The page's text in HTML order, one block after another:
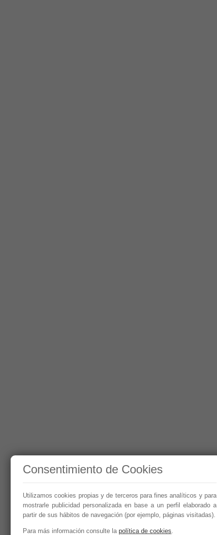
Consentimiento de Cookies
Utilizamos cookies propias y de terceros para fines analíticos y para
mostrarle publicidad personalizada en base a un perfil elaborado a
partir de sus hábitos de navegación (por ejemplo, páginas visitadas).
Para más información consulte la política de cookies.